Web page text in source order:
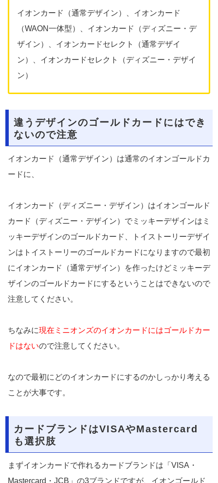
イオンカード（通常デザイン）、イオンカード
（WAON一体型）、イオンカード（ディズニー・デ
ザイン）、イオンカードセレクト（通常デザイ
ン）、イオンカードセレクト（ディズニー・デザイ
ン）
違うデザインのゴールドカードにはでき
ないので注意
イオンカード（通常デザイン）は通常のイオンゴールドカ
ードに、
イオンカード（ディズニー・デザイン）はイオンゴールド
カード（ディズニー・デザイン）でミッキーデザインはミ
ッキーデザインのゴールドカード、トイストーリーデザイ
ンはトイストーリーのゴールドカードになりますので最初
にイオンカード（通常デザイン）を作ったけどミッキーデ
ザインのゴールドカードにするということはできないので
注意してください。
ちなみに現在ミニオンズのイオンカードにはゴールドカー
ドはないので注意してください。
なので最初にどのイオンカードにするのかしっかり考える
ことが大事です。
カードブランドはVISAやMastercard
も選択肢
まずイオンカードで作れるカードブランドは「VISA・
Mastercard・JCB」の3ブランドですが、イオンゴールド